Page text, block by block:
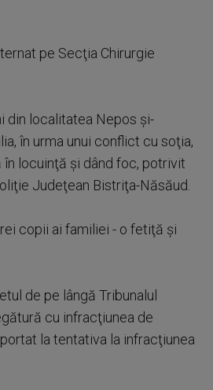
pe Secţia Chirurgie
din localitatea Nepos şi-
în urma unui conflict cu soţia,
în locuinţă şi dând foc, potrivit
Judeţean Bistriţa-Năsăud.
copii ai familiei - o fetiţă şi
de pe lângă Tribunalul
cu infracţiunea de
la tentativa la infracţiunea